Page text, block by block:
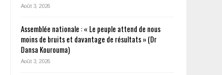
Août 3, 2026
Assemblée nationale : « Le peuple attend de nous
moins de bruits et davantage de résultats » (Dr
Dansa Kourouma)
Août 3, 2026